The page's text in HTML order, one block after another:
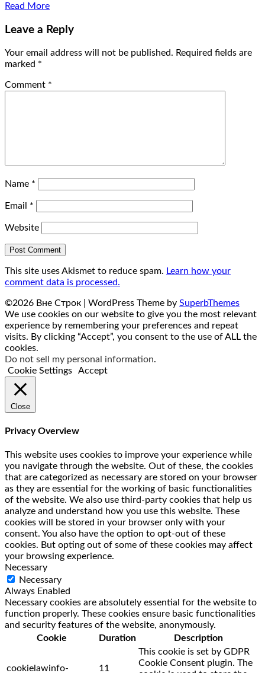
Read More
Leave a Reply
Your email address will not be published. Required fields are
marked *
Comment *
Name *
Email *
Website
This site uses Akismet to reduce spam. Learn how your
comment data is processed.
©2026 Вне Строк | WordPress Theme by SuperbThemes
We use cookies on our website to give you the most relevant
experience by remembering your preferences and repeat
visits. By clicking “Accept”, you consent to the use of ALL the
cookies.
Do not sell my personal information.
Cookie Settings
Accept
Close
Privacy Overview
This website uses cookies to improve your experience while
you navigate through the website. Out of these, the cookies
that are categorized as necessary are stored on your browser
as they are essential for the working of basic functionalities
of the website. We also use third-party cookies that help us
analyze and understand how you use this website. These
cookies will be stored in your browser only with your
consent. You also have the option to opt-out of these
cookies. But opting out of some of these cookies may affect
your browsing experience.
Necessary
Necessary
Always Enabled
Necessary cookies are absolutely essential for the website to
function properly. These cookies ensure basic functionalities
and security features of the website, anonymously.
Cookie
Duration Description
cookielawinfo- 11
This cookie is set by GDPR
Cookie Consent plugin. The